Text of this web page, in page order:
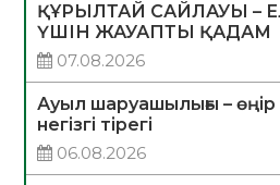
ҚҰРЫЛТАЙ САЙЛАУЫ –
ҮШІН ЖАУАПТЫ ҚАДАМ
07.08.2026
Ауыл шаруашылығы –
негізгі тірегі
06.08.2026